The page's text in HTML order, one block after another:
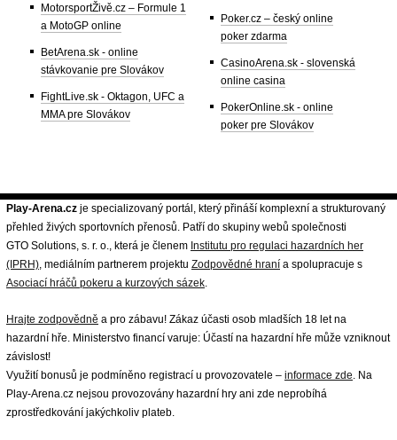
MotorsportŽivě.cz – Formule 1
a MotoGP online
BetArena.sk - online
stávkovanie pre Slovákov
FightLive.sk - Oktagon, UFC a
MMA pre Slovákov
Poker.cz – český online
poker zdarma
CasinoArena.sk - slovenská
online casina
PokerOnline.sk - online
poker pre Slovákov
Play-Arena.cz je specializovaný portál, který přináší komplexní a strukturovaný
přehled živých sportovních přenosů. Patří do skupiny webů společnosti
GTO Solutions, s. r. o., která je členem Institutu pro regulaci hazardních her
(IPRH) , mediálním partnerem projektu Zodpovědné hraní a spolupracuje s
Asociací hráčů pokeru a kurzových sázek
Hrajte zodpovědně a pro zábavu! Zákaz účasti osob mladších 18 let na
hazardní hře. Ministerstvo financí varuje: Účastí na hazardní hře může vzniknout
závislost!
Využití bonusů je podmíněno registrací u provozovatele – informace zde . Na
Play-Arena.cz nejsou provozovány hazardní hry ani zde neprobíhá
zprostředkování jakýchkoliv plateb.